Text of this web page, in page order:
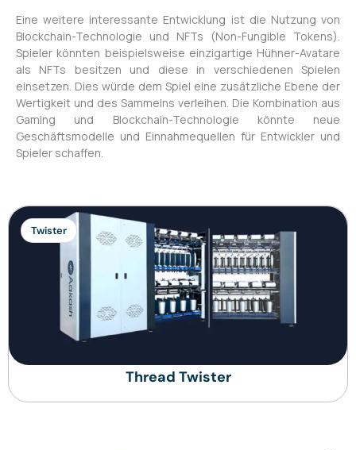
Eine weitere interessante Entwicklung ist die Nutzung von
Blockchain-Technologie und NFTs (Non-Fungible Tokens).
Spieler könnten beispielsweise einzigartige Hühner-Avatare
als NFTs besitzen und diese in verschiedenen Spielen
einsetzen. Dies würde dem Spiel eine zusätzliche Ebene der
Wertigkeit und des Sammelns verleihen. Die Kombination aus
Gaming und Blockchain-Technologie könnte neue
Geschäftsmodelle und Einnahmequellen für Entwickler und
Spieler schaffen.
Twister
Thread Twister